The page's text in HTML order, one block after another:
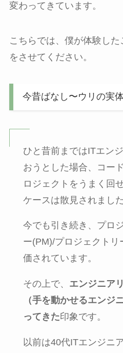
変わってきています。
こちらでは、僕が体験し
をさせてください。
今昔ばなし〜ウリの実
ひと昔前まではITエン
おうとした場合、コー
ロジェクトをうまく回
ケースは散見されました
今でも引き続き、プロ
ー(PM)/プロジェクト
価されています。
その上で、 エンジニア
（手を動かせるエンジ
ってきた印象です。
以前は40代ITエンジニ